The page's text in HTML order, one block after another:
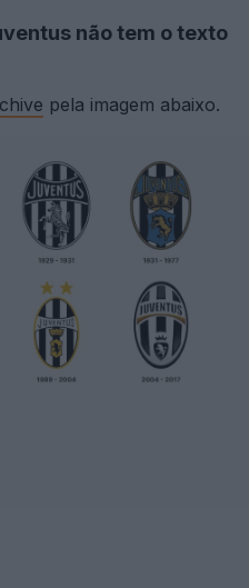
não tem o texto
pela imagem abaixo.